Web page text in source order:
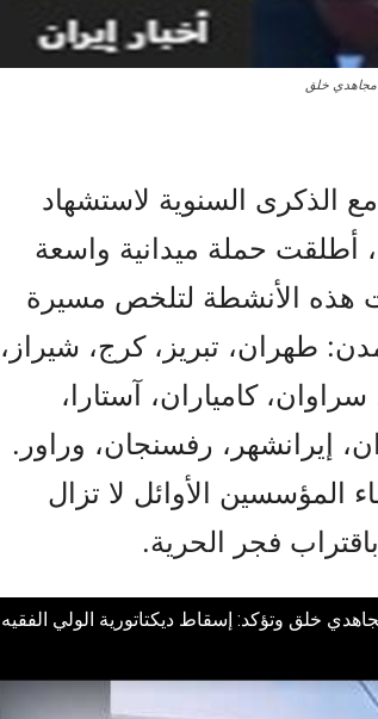
مجاهدي خلق
مع الذكرى السنوية لاستشهاد
، أطلقت حملة ميدانية واسعة
وجاءت هذه الأنشطة لتلخص مسيرة
طهران، تبريز، كرج، شيراز،
كامياران، آستارا،
إيرانشهر، رفسنجان، وراور.
المؤسسين الأوائل لا تزال
فجر الحرية.
خلق وتؤكد: إسقاط ديكتاتورية الولي الفقيه